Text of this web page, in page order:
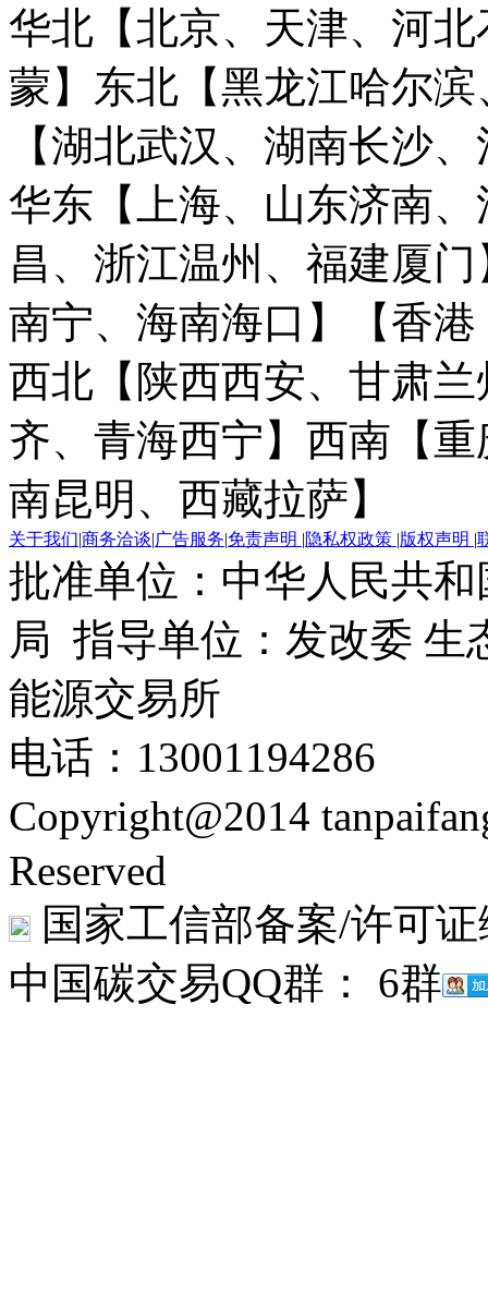
华北【北京、天津、河
蒙】 东北【黑龙江哈尔
【湖北武汉、湖南长沙
华东【上海、山东济南
昌、浙江温州、福建厦门
南宁、海南海口】
【香
西北【陕西西安、甘肃
齐、青海西宁】 西南【
南昆明、西藏拉萨】
关于我们|商务洽谈|广告服务|免责声明 |隐私权政策 |版权声明 |
批准单位：中华人民共
局 指导单位：发改委 生
能源交易所
电话：13001194286
Copyright@2014
Reserved
国家工信部备案/许可
中国碳交易QQ群： 6群